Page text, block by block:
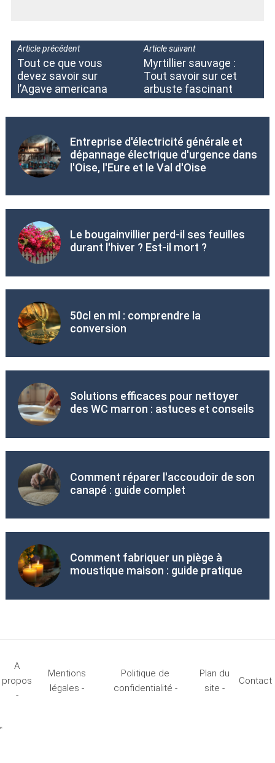
Article précédent
Tout ce que vous
devez savoir sur
l’Agave americana
Article suivant
Myrtillier sauvage :
Tout savoir sur cet
arbuste fascinant
Entreprise d'électricité générale et
dépannage électrique d'urgence dans
l'Oise, l'Eure et le Val d'Oise
Le bougainvillier perd-il ses feuilles
durant l'hiver ? Est-il mort ?
50cl en ml : comprendre la
conversion
Solutions efficaces pour nettoyer
des WC marron : astuces et conseils
Comment réparer l'accoudoir de son
canapé : guide complet
Comment fabriquer un piège à
moustique maison : guide pratique
A
propos
-
Mentions
légales -
Politique de
confidentialité -
Plan du
site -
Contact